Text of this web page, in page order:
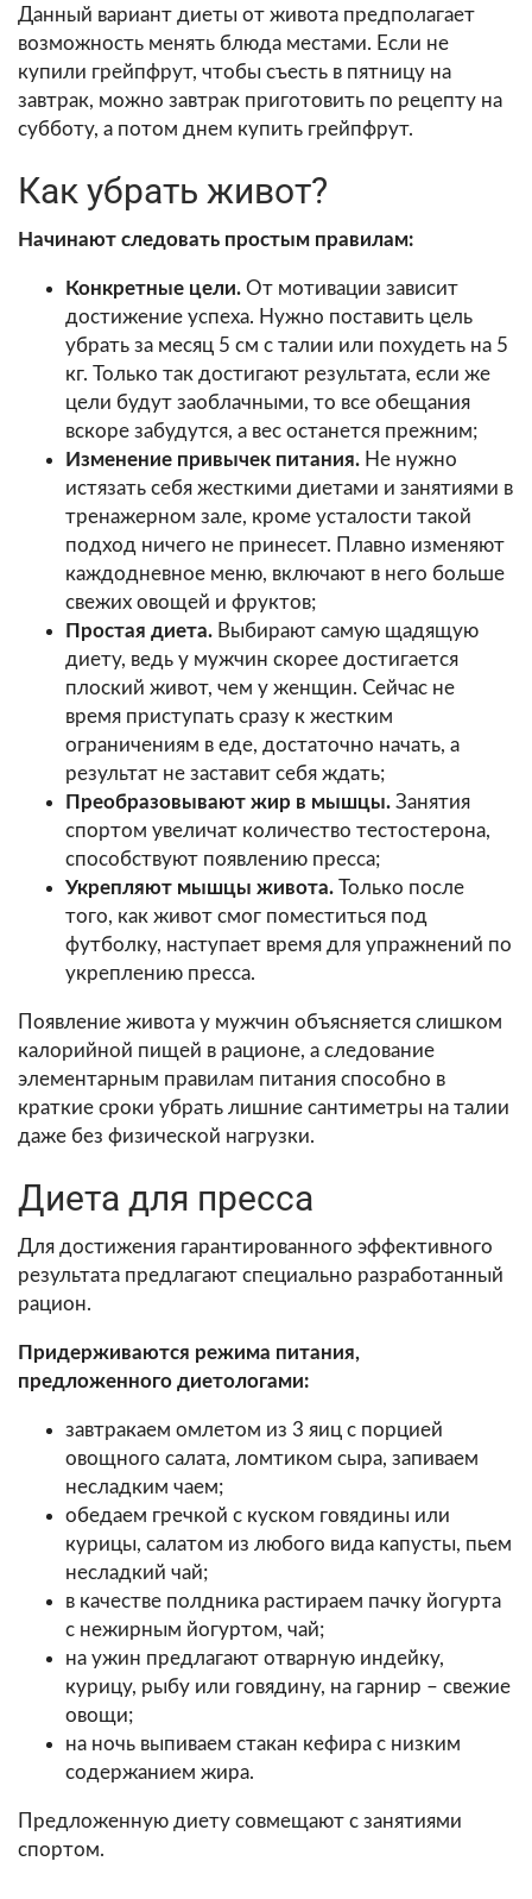
Данный вариант диеты от живота предполагает
возможность менять блюда местами. Если не
купили грейпфрут, чтобы съесть в пятницу на
завтрак, можно завтрак приготовить по рецепту на
субботу, а потом днем купить грейпфрут.
Как убрать живот?
Начинают следовать простым правилам:
Конкретные цели. От мотивации зависит
достижение успеха. Нужно поставить цель
убрать за месяц 5 см с талии или похудеть на 5
кг. Только так достигают результата, если же
цели будут заоблачными, то все обещания
вскоре забудутся, а вес останется прежним;
Изменение привычек питания. Не нужно
истязать себя жесткими диетами и занятиями в
тренажерном зале, кроме усталости такой
подход ничего не принесет. Плавно изменяют
каждодневное меню, включают в него больше
свежих овощей и фруктов;
Простая диета. Выбирают самую щадящую
диету, ведь у мужчин скорее достигается
плоский живот, чем у женщин. Сейчас не
время приступать сразу к жестким
ограничениям в еде, достаточно начать, а
результат не заставит себя ждать;
Преобразовывают жир в мышцы. Занятия
спортом увеличат количество тестостерона,
способствуют появлению пресса;
Укрепляют мышцы живота. Только после
того, как живот смог поместиться под
футболку, наступает время для упражнений по
укреплению пресса.
Появление живота у мужчин объясняется слишком
калорийной пищей в рационе, а следование
элементарным правилам питания способно в
краткие сроки убрать лишние сантиметры на талии
даже без физической нагрузки.
Диета для пресса
Для достижения гарантированного эффективного
результата предлагают специально разработанный
рацион.
Придерживаются режима питания,
предложенного диетологами:
завтракаем омлетом из 3 яиц с порцией
овощного салата, ломтиком сыра, запиваем
несладким чаем;
обедаем гречкой с куском говядины или
курицы, салатом из любого вида капусты, пьем
несладкий чай;
в качестве полдника растираем пачку йогурта
с нежирным йогуртом, чай;
на ужин предлагают отварную индейку,
курицу, рыбу или говядину, на гарнир – свежие
овощи;
на ночь выпиваем стакан кефира с низким
содержанием жира.
Предложенную диету совмещают с занятиями
спортом.